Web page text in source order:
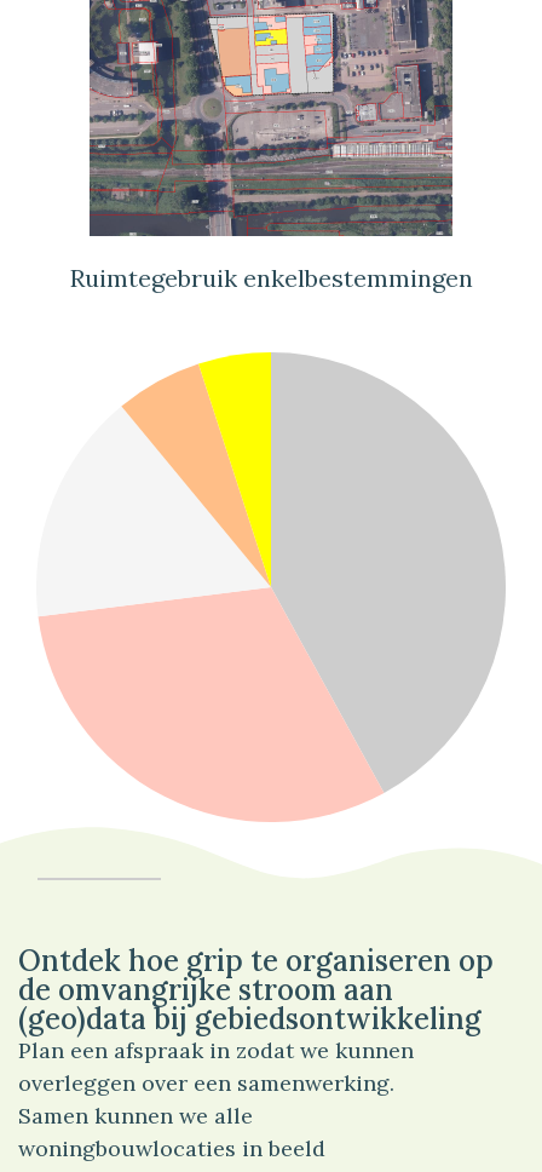
Ruimtegebruik enkelbestemmingen
Ontdek hoe grip te organiseren op
de omvangrijke stroom aan
(geo)data bij gebiedsontwikkeling
Plan een afspraak in zodat we kunnen
overleggen over een samenwerking.
Samen kunnen we alle
woningbouwlocaties in beeld